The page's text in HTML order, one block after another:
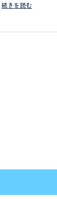
続きを読む